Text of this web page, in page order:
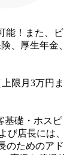
能！また、ビ
、厚生年金、
限月3万円ま
基礎・ホスピ
び店長には、
のためのアド